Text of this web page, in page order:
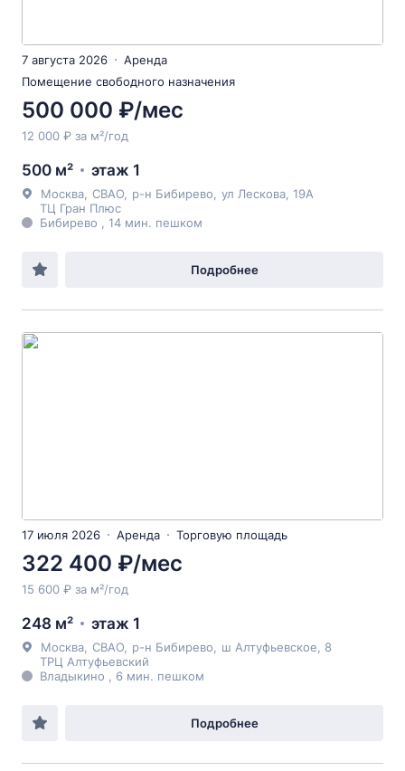
7 августа 2026
Аренда
Помещение свободного назначения
500 000 ₽/мес
12 000 ₽ за м²/год
500 м² этаж 1
Москва СВАО р-н Бибирево ул Лескова , 19А
ТЦ Гран Плюс
Бибирево , 14 мин. пешком
Подробнее
17 июля 2026 Аренда Торговую площадь
322 400 ₽/мес
15 600 ₽ за м²/год
248 м² этаж 1
Москва СВАО р-н Бибирево ш Алтуфьевское , 8
ТРЦ Алтуфьевский
Владыкино , 6 мин. пешком
Подробнее